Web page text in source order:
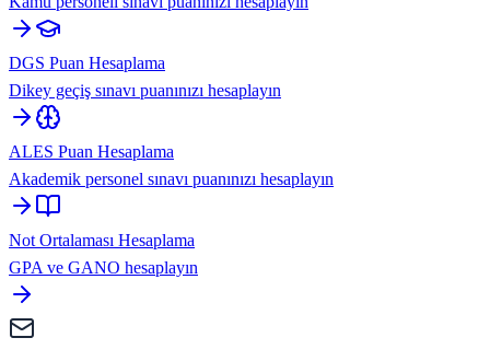
DGS Puan Hesaplama
Dikey geçiş sınavı puanınızı hesaplayın
ALES Puan Hesaplama
Akademik personel sınavı puanınızı hesaplayın
Not Ortalaması Hesaplama
GPA ve GANO hesaplayın